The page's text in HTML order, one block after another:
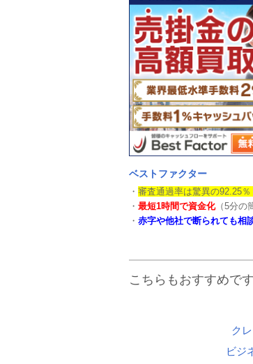
ベストファクター
・ 審査通過率は驚異の92.25％
・ 最短1時間で資金化（5分の
・ 赤字や他社で断られても相
こちらもおすすめです
ク
ビジ